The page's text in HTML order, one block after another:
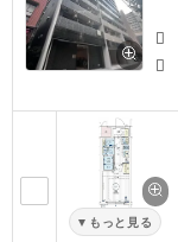
もっと見る